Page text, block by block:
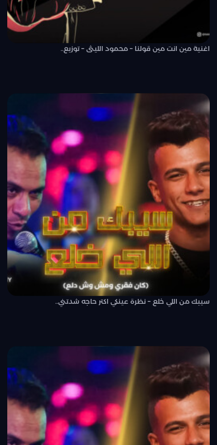
اغنية مين انت مين قولنا – محمود الليثى – توزيع..
سيبك من اللي خلع – نظرة عينكي اكتر حاجه شدتني..